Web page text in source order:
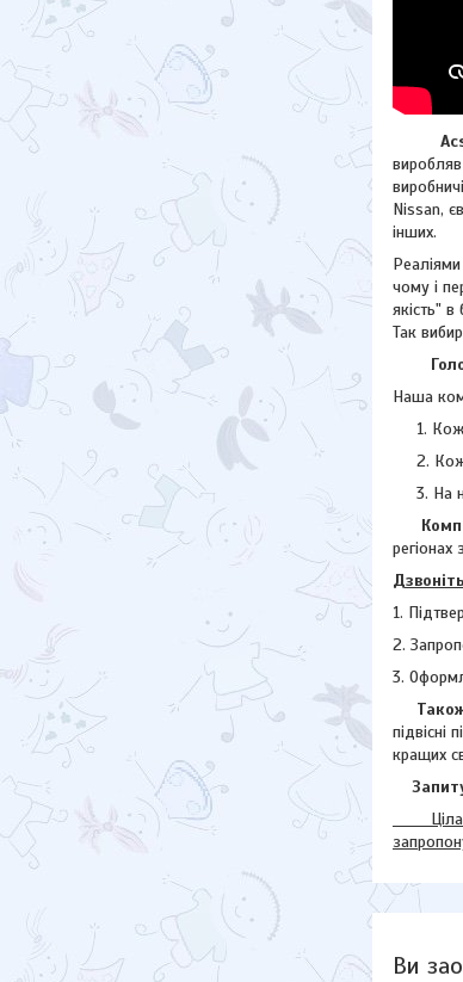
Nissan,
інших.
чому і
якість"
Так
Наша
На
регіонах
1.
2.
3.
Також
підвісні
кращих
Ціла
Ви